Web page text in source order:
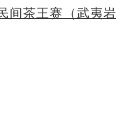
间茶王赛（武夷岩